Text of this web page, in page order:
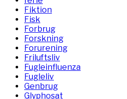
Fiktion
Fisk
Forbrug
Forskning
Forurening
Friluftsliv
Fugleinfluenza
Fugleliv
Genbrug
Glyphosat